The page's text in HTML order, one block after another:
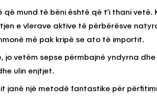
që mund të bëni është që t’i thani vetë.
e vlerave aktive të përbërësve
më pak kripë se ato të importit.
jo vetëm sepse përmbajnë yndyrna
ulin enjtjet.
janë një metodë fantastike për
Letrën e Aluminit për Ruajtjen
e Ushqimeve